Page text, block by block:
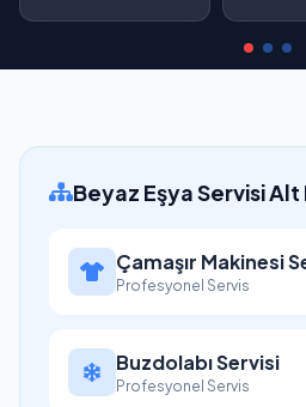
Beyaz Eşya Servisi
Çamaşır Makinesi
Profesyonel Servis
Buzdolabı Servisi
Profesyonel Servis